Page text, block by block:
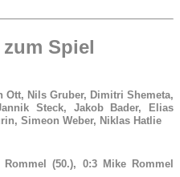
Spiel
Ott, Nils Gruber, Dimitri Shemeta,
Steck, Jakob Bader, Elias
Simeon Weber, Niklas Hatlie
(50.), 0:3 Mike Rommel